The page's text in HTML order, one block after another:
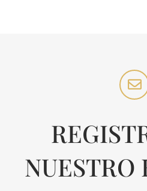
NUESTRO